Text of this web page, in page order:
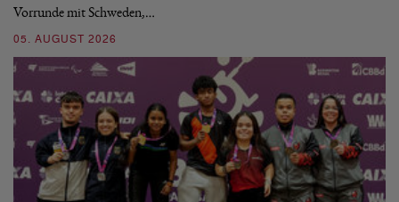
Vorrunde mit Schweden,…
05. AUGUST 2026